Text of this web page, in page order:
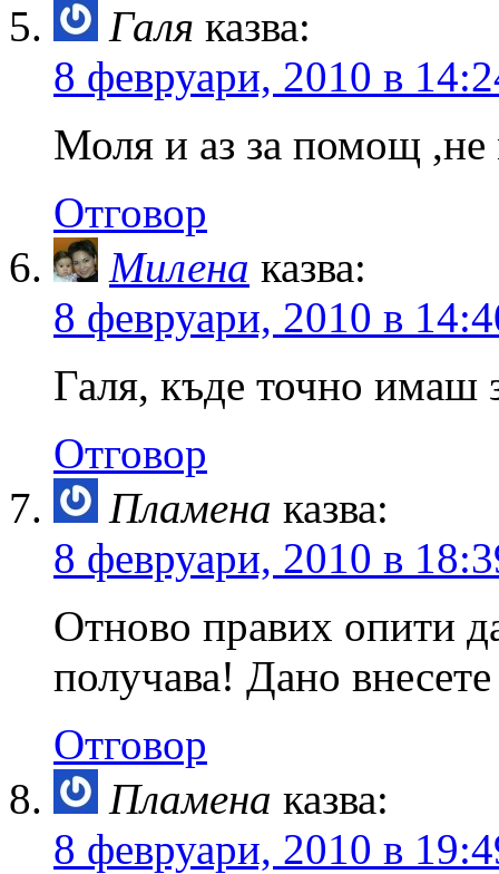
Галя казва:
8 февруари, 2010 в
Моля и аз за помощ ,не
Отговор
Милена казва:
8 февруари, 2010 в
Галя, къде точно имаш
Отговор
Пламена казва:
8 февруари, 2010 в
Отново правих опити
получава! Дано
Отговор
Пламена казва:
8 февруари, 2010 в